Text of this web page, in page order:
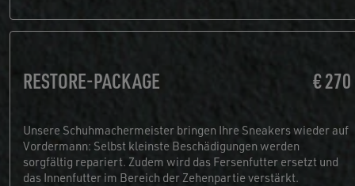
RESTORE-PACKAGE € 270
Unsere Schuhmachermeister bringen Ihre Sneakers wieder auf
Vordermann: Selbst kleinste Beschädigungen werden
sorgfältig repariert. Zudem wird das Fersenfutter ersetzt und
das Innenfutter im Bereich der Zehenpartie verstärkt.